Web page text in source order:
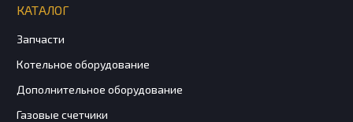
КАТАЛОГ
Запчасти
Котельное оборудование
Дополнительное оборудование
Газовые счетчики